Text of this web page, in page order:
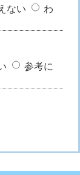
ない
わ
参考に